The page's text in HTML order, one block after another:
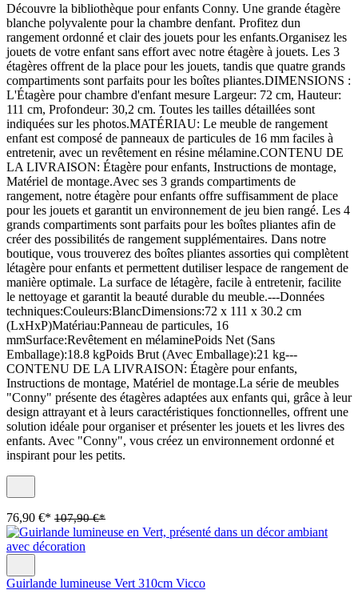
Découvre la bibliothèque pour enfants Conny. Une grande étagère
blanche polyvalente pour la chambre denfant. Profitez dun
rangement ordonné et clair des jouets pour les enfants.Organisez les
jouets de votre enfant sans effort avec notre étagère à jouets. Les 3
étagères offrent de la place pour les jouets, tandis que quatre grands
compartiments sont parfaits pour les boîtes pliantes.DIMENSIONS :
L'Étagère pour chambre d'enfant mesure Largeur: 72 cm, Hauteur:
111 cm, Profondeur: 30,2 cm. Toutes les tailles détaillées sont
indiquées sur les photos.MATÉRIAU: Le meuble de rangement
enfant est composé de panneaux de particules de 16 mm faciles à
entretenir, avec un revêtement en résine mélamine.CONTENU DE
LA LIVRAISON: Étagère pour enfants, Instructions de montage,
Matériel de montage.Avec ses 3 grands compartiments de
rangement, notre étagère pour enfants offre suffisamment de place
pour les jouets et garantit un environnement de jeu bien rangé. Les 4
grands compartiments sont parfaits pour les boîtes pliantes afin de
créer des possibilités de rangement supplémentaires. Dans notre
boutique, vous trouverez des boîtes pliantes assorties qui complètent
létagère pour enfants et permettent dutiliser lespace de rangement de
manière optimale. La surface de létagère, facile à entretenir, facilite
le nettoyage et garantit la beauté durable du meuble.---Données
techniques:Couleurs:BlancDimensions:72 x 111 x 30.2 cm
(LxHxP)Matériau:Panneau de particules, 16
mmSurface:Revêtement en mélaminePoids Net (Sans
Emballage):18.8 kgPoids Brut (Avec Emballage):21 kg---
CONTENU DE LA LIVRAISON: Étagère pour enfants,
Instructions de montage, Matériel de montage.La série de meubles
"Conny" présente des étagères adaptées aux enfants qui, grâce à leur
design attrayant et à leurs caractéristiques fonctionnelles, offrent une
solution idéale pour organiser et présenter les jouets et les livres des
enfants. Avec "Conny", vous créez un environnement ordonné et
inspirant pour les petits.
76,90 €* 107,90 €*
Guirlande lumineuse Vert 310cm Vicco